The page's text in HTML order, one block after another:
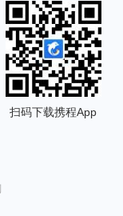
扫码下载携程App